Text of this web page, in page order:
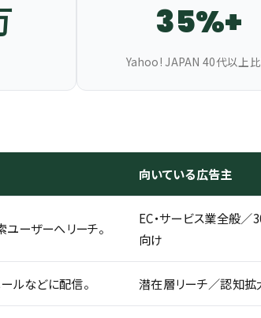
35%+
Yahoo! JAPAN 40代以上
向いている広告主
ーザーへリーチ。
EC・サービス業全般／
向け
ルなどに配信。 潜在層リーチ／認知拡